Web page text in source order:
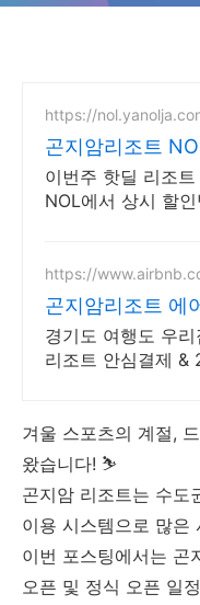
https://
곤지암리조트
최대 70% 더블업
이번주 핫딜 리조
NOL에서 상시 할
https://
곤지암리조트 에
도 주말 쉼터
경기도 여행도 우
리조트 안심결제 &
겨울 스포츠의 계절,
왔습니다! ⛷️
곤지암 리조트는 수도
이용 시스템으로 많은
이번 포스팅에서는
오픈 및 정식 오픈 일